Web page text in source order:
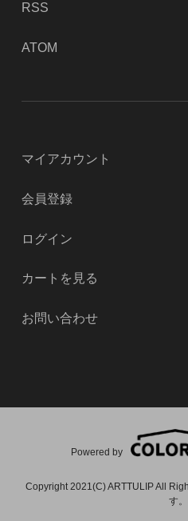
RSS
ATOM
マイアカウント
会員登録
ログイン
カートを見る
お問い合わせ
Copyright 2021(C) ARTTULIP All
す。
Powered by